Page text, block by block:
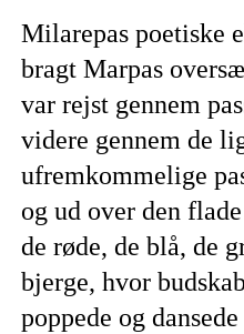
Milarepas poetiske
bragt Marpas
var rejst gennem
videre gennem de
ufremkommelige
og ud over den
de røde, de blå, de
bjerge, hvor
poppede og